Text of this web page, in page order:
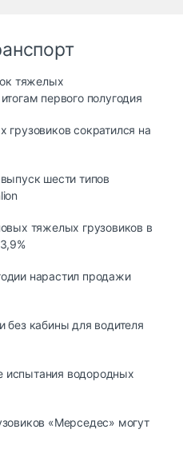
тяжелых
первого полугодия
грузовиков сократился на
шести типов
тяжелых грузовиков в
нарастил продажи
без кабины для водителя
испытания водородных
«Мерседес» могут